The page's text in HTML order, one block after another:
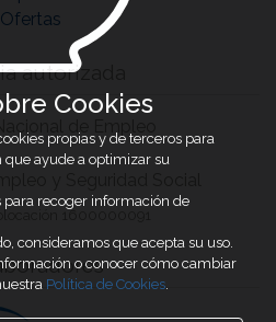
Ofertas
autorizada
1600000091
Cookies
propias y de terceros para
ayude a optimizar su
para recoger información de
consideramos que acepta su uso.
o conocer cómo cambiar
Política de Cookies.